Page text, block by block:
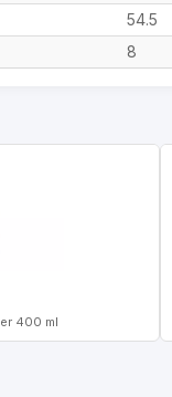
54.5
8
400 ml